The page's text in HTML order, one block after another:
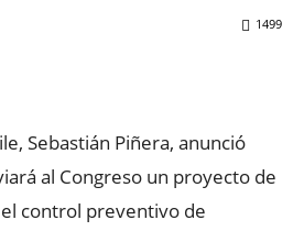
1499
Sebastián Piñera, anunció
al Congreso un proyecto de
control preventivo de